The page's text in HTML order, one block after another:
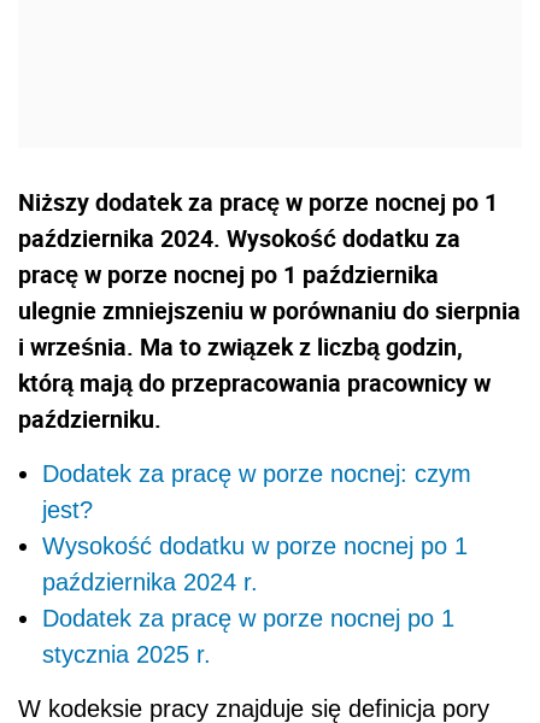
Niższy dodatek za pracę w porze nocnej po 1
października 2024. Wysokość dodatku za
pracę w porze nocnej po 1 października
ulegnie zmniejszeniu w porównaniu do sierpnia
i września. Ma to związek z liczbą godzin,
którą mają do przepracowania pracownicy w
październiku.
Dodatek za pracę w porze nocnej: czym
jest?
Wysokość dodatku w porze nocnej po 1
października 2024 r.
Dodatek za pracę w porze nocnej po 1
stycznia 2025 r.
W kodeksie pracy znajduje się definicja pory